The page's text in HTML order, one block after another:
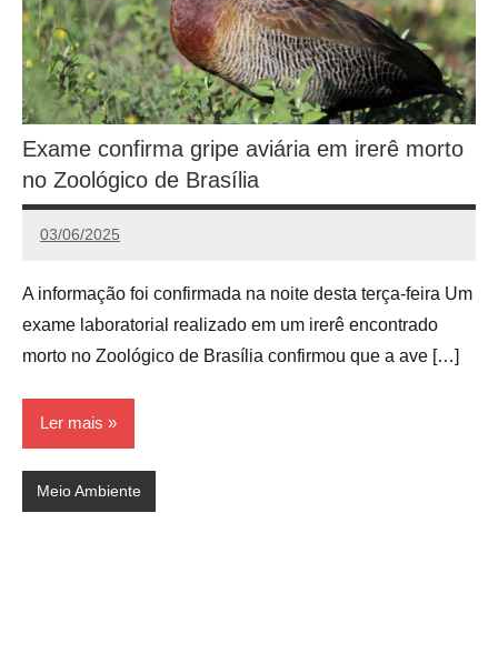
Exame confirma gripe aviária em irerê morto
no Zoológico de Brasília
03/06/2025
Calango
A informação foi confirmada na noite desta terça-feira Um
exame laboratorial realizado em um irerê encontrado
morto no Zoológico de Brasília confirmou que a ave […]
Ler mais
Meio Ambiente